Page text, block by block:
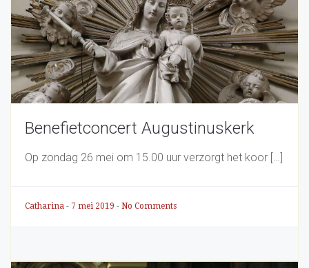
Benefietconcert Augustinuskerk
Op zondag 26 mei om 15.00 uur verzorgt het koor […]
Catharina - 7 mei 2019 - No Comments